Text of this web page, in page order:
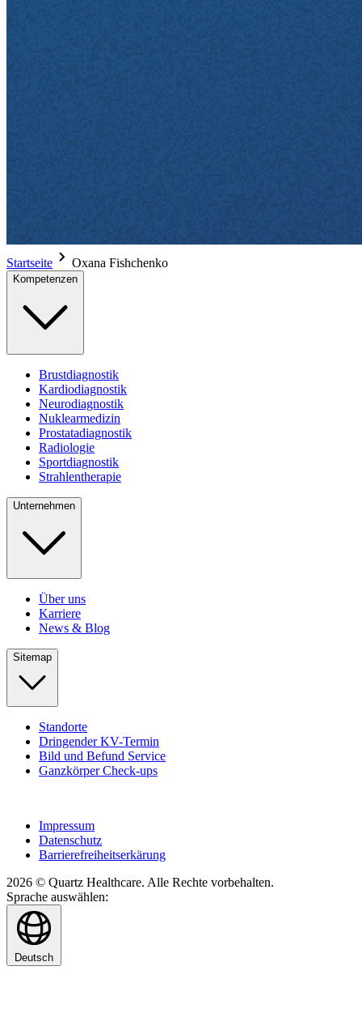
Startseite Oxana Fishchenko
Kompetenzen
Brustdiagnostik
Kardiodiagnostik
Neurodiagnostik
Nuklearmedizin
Prostatadiagnostik
Radiologie
Sportdiagnostik
Strahlentherapie
Unternehmen
Über uns
Karriere
News & Blog
Sitemap
Standorte
Dringender KV-Termin
Bild und Befund Service
Ganzkörper Check-ups
Impressum
Datenschutz
Barrierefreiheitserkärung
2026 © Quartz Healthcare. Alle Rechte vorbehalten.
Sprache auswählen:
Deutsch